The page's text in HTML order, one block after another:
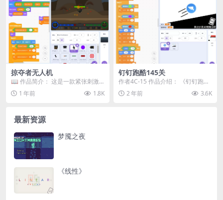
掠夺者无人机
📖 作品简介：​ 这是一款紧张刺激
的射击游戏，玩家将面对强大的掠
夺者无人机。它拥...
1 年前 1.8K
钉钉跑酷145关
作者4C-15 作品介绍： 《钉钉跑酷
145关》是一款紧张刺激的跑酷游
戏，最新版...
2 年前 3.6K
最新资源
梦魇之夜
《线性》